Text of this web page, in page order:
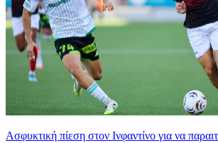
Ασφυκτική πίεση στον Ινφαντίνο για να